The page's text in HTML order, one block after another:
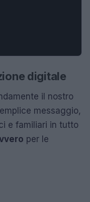
digitale
il nostro
messaggio,
e familiari in tutto
per le